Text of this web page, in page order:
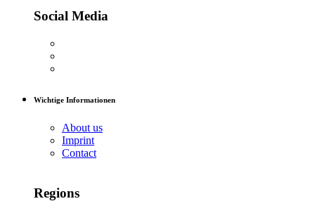
Social Media
Wichtige Informationen
About us
Imprint
Contact
Regions